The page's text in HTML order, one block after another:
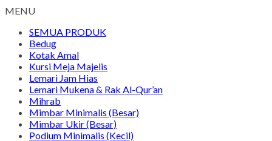
MENU
SEMUA PRODUK
Bedug
Kotak Amal
Kursi Meja Majelis
Lemari Jam Hias
Lemari Mukena & Rak Al-Qur’an
Mihrab
Mimbar Minimalis (Besar)
Mimbar Ukir (Besar)
Podium Minimalis (Kecil)